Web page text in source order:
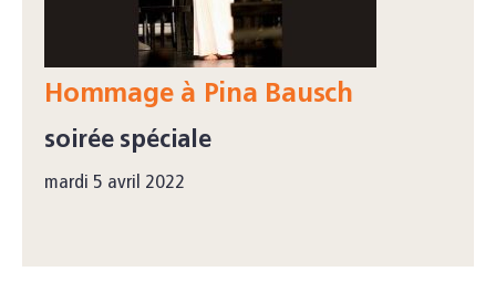
Hommage à Pina Bausch
soirée spéciale
mardi 5 avril 2022